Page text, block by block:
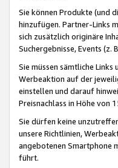
Sie können Produkte (und
hinzufügen. Partner-Links
sich zusätzlich originäre
Suchergebnisse, Events (z.
Sie müssen sämtliche
Werbeaktion auf der
einstellen und darauf
Preisnachlass in Höhe von
Sie dürfen keine
unsere Richtlinien,
angebotenen Smartphone
führt.